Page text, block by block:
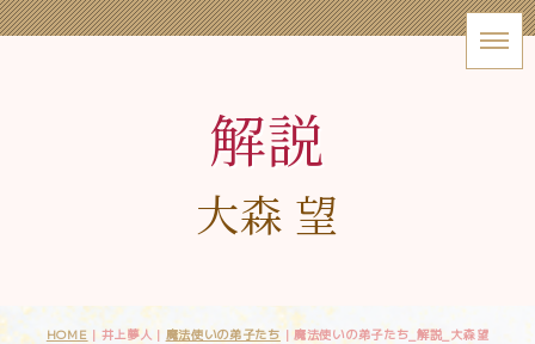
解説
大森 望
HOME | 井上夢人 | 魔法使いの弟子たち |魔法使いの弟子たち_解説_大森望